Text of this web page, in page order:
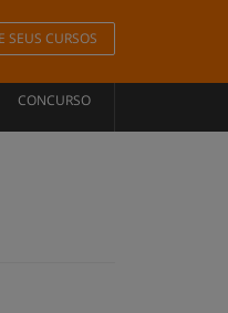
SEUS CURSOS
CONCURSO